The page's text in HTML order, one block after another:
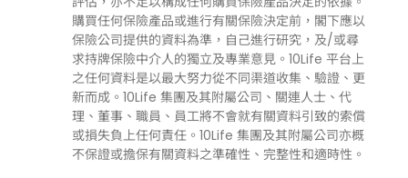
購買任何保險產品或進行有關保險決定前，閣下應以
保險公司提供的資料為準，自己進行研究，及/或尋
求持牌保險中介人的獨立及專業意見。10Life 平台上
之任何資料是以最大努力從不同渠道收集、驗證、更
新而成。10Life 集團及其附屬公司、關連人士、代
理、董事、職員、員工將不會就有關資料引致的索償
或損失負上任何責任。10Life 集團及其附屬公司亦概
不保證或擔保有關資料之準確性、完整性和適時性。